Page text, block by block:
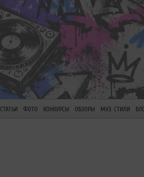
СТАТЬИ ФОТО КОНКУРСЫ ОБЗОРЫ МУЗ. СТИЛИ